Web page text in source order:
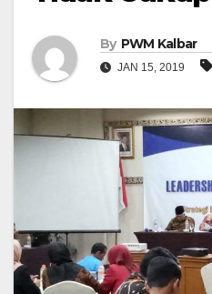
By PWM Kalbar
JAN 15, 2019